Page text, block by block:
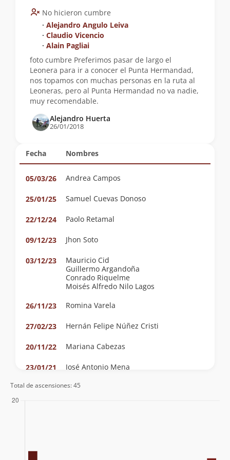
Fecha Nombres
05/03/26 Andrea Campos
25/01/25 Samuel Cuevas Donoso
22/12/24 Paolo Retamal
09/12/23 Jhon Soto
03/12/23
Mauricio Cid
Guillermo Argandoña
Conrado Riquelme
Moisés Alfredo Nilo Lagos
26/11/23
Romina Varela
27/02/23 Hernán Felipe Núñez Cristi
20/11/22 Mariana Cabezas
23/01/21
José Antonio Mena
No hicieron cumbre
∙ Alejandro Angulo Leiva
∙ Claudio Vicencio
∙ Alain Pagliai
foto cumbre Preferimos pasar de largo el
Leonera para ir a conocer el Punta Hermandad,
nos topamos con muchas personas en la ruta al
Leoneras, pero al Punta Hermandad no va nadie,
muy recomendable.
Alejandro Huerta
26/01/2018
Total de ascensiones: 45